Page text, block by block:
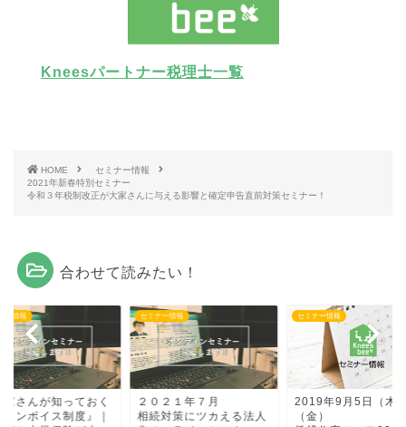
Kneesパートナー税理士一覧
HOME
セミナー情報
2021年新春特別セミナー
令和３年税制改正が大家さんに与える影響と確定申告直前対策セミナー！
合わせて読みたい！
ー情報
家さんが知っておく
インボイス制度』｜
セミナー情報
２０２１年７月
相続対策にツカえる法人
セミナー情報
2019年9月5日（木
（金）